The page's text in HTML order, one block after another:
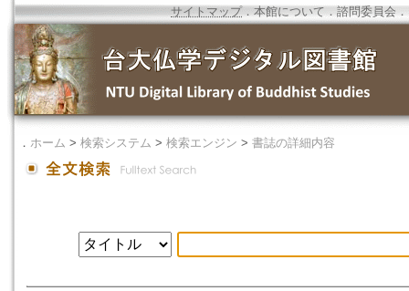
サイトマップ．本館について ． 諮問委員会 ．
． ホーム > 検索システム > 検索エンジン > 書誌の詳細内容